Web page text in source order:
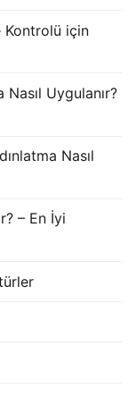
Kontrolü için
Uygulanır?
Nasıl
– En İyi